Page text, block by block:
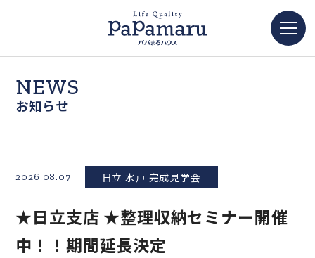
NEWS
お知らせ
2026.08.07 日立 水戸 完成見学会
★日立支店 ★整理収納セミナー開催
中！！期間延長決定